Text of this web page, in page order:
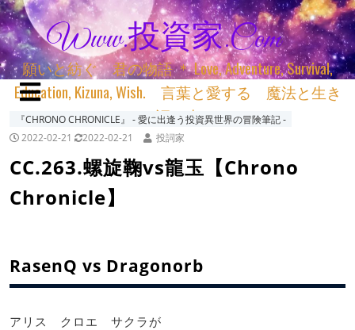
Www.投資家.com
願いと紡ぐ 君の物語 ＊ Love, Adventure, Survival,
Education, Kizuna, Wish. 言葉と愛する 魔法と生き
る 詞と生きる
『CHRONO CHRONICLE』 ‐ 愛に出逢う投資異世界の冒険筆記 ‐
2022-02-21
2022-02-21 投詞家
CC.263.螺旋鞠vs龍玉【Chrono
Chronicle】
RasenQ vs Dragonorb
アリス クロエ サクラが